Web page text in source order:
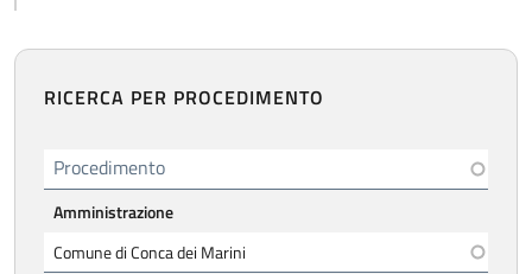
RICERCA PER PROCEDIMENTO
Procedimento
Amministrazione